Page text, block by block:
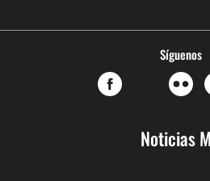
Síguenos
Noticias